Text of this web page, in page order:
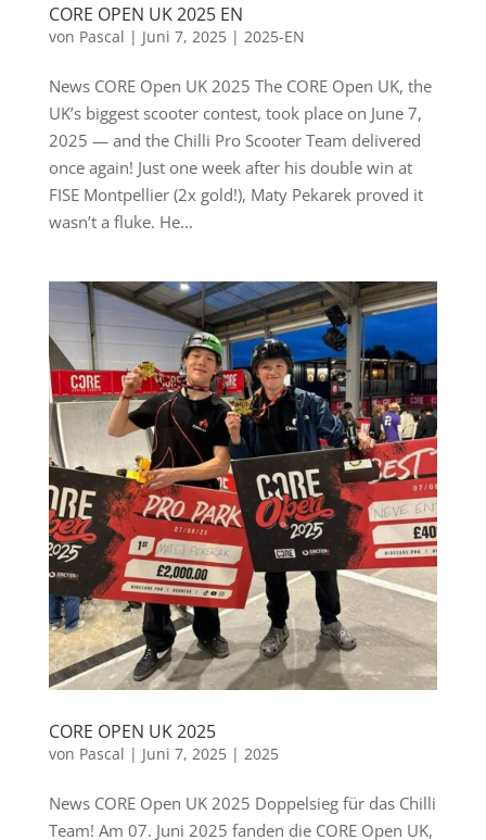
CORE OPEN UK 2025 EN
von Pascal | Juni 7, 2025| 2025-EN
News CORE Open UK 2025 The CORE Open UK, the
UK’s biggest scooter contest, took place on June 7,
2025 — and the Chilli Pro Scooter Team delivered
once again! Just one week after his double win at
FISE Montpellier (2x gold!), Maty Pekarek proved it
wasn’t a fluke. He...
CORE OPEN UK 2025
von Pascal | Juni 7, 2025| 2025
News CORE Open UK 2025 Doppelsieg für das Chilli
Team! Am 07. Juni 2025 fanden die CORE Open UK,